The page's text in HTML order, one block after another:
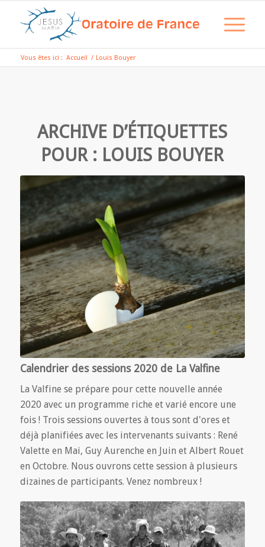
Vous êtes ici : Accueil / Louis Bouyer
ARCHIVE D’ÉTIQUETTES
POUR : LOUIS BOUYER
Calendrier des sessions 2020 de La Valfine
La Valfine se prépare pour cette nouvelle année
2020 avec un programme riche et varié encore une
fois ! Trois sessions ouvertes à tous sont d'ores et
déjà planifiées avec les intervenants suivants : René
Valette en Mai, Guy Aurenche en Juin et Albert Rouet
en Octobre. Nous ouvrons cette session à plusieurs
dizaines de participants. Venez nombreux !